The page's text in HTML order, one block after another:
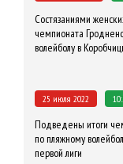
Состязаниями
чемпионата
волейболу в
25 июля 2022
Подведены итоги
по пляжному
первой лиги